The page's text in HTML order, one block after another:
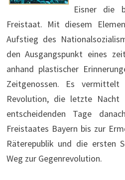
Eisner die
Freistaat. Mit diesem
Aufstieg des
den Ausgangspunkt eines
anhand plastischer
Zeitgenossen. Es
Revolution, die letzte
entscheidenden Tage
Freistaates Bayern bis zur
Räterepublik und die ersten
Weg zur Gegenrevolution.